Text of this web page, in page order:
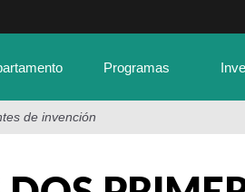
Programas
de invención